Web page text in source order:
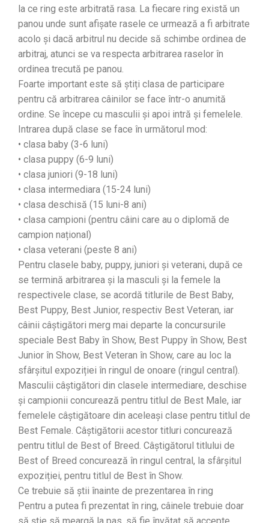
la ce ring este arbitrată rasa. La fiecare ring există un
panou unde sunt afișate rasele ce urmează a fi arbitrate
acolo și dacă arbitrul nu decide să schimbe ordinea de
arbitraj, atunci se va respecta arbitrarea raselor în
ordinea trecută pe panou.
Foarte important este să știți clasa de participare
pentru că arbitrarea câinilor se face într-o anumită
ordine. Se începe cu masculii și apoi intră și femelele.
Intrarea după clase se face în următorul mod:
• clasa baby (3-6 luni)
• clasa puppy (6-9 luni)
• clasa juniori (9-18 luni)
• clasa intermediara (15-24 luni)
• clasa deschisă (15 luni-8 ani)
• clasa campioni (pentru câini care au o diplomă de
campion național)
• clasa veterani (peste 8 ani)
Pentru clasele baby, puppy, juniori și veterani, după ce
se termină arbitrarea și la masculi și la femele la
respectivele clase, se acordă titlurile de Best Baby,
Best Puppy, Best Junior, respectiv Best Veteran, iar
câinii câștigători merg mai departe la concursurile
speciale Best Baby în Show, Best Puppy în Show, Best
Junior în Show, Best Veteran în Show, care au loc la
sfârșitul expoziției în ringul de onoare (ringul central).
Masculii câștigători din clasele intermediare, deschise
și campionii concurează pentru titlul de Best Male, iar
femelele câștigătoare din aceleași clase pentru titlul de
Best Female. Câștigătorii acestor titluri concurează
pentru titlul de Best of Breed. Câștigătorul titlului de
Best of Breed concurează în ringul central, la sfârșitul
expoziției, pentru titlul de Best în Show.
Ce trebuie să știi înainte de prezentarea în ring
Pentru a putea fi prezentat în ring, câinele trebuie doar